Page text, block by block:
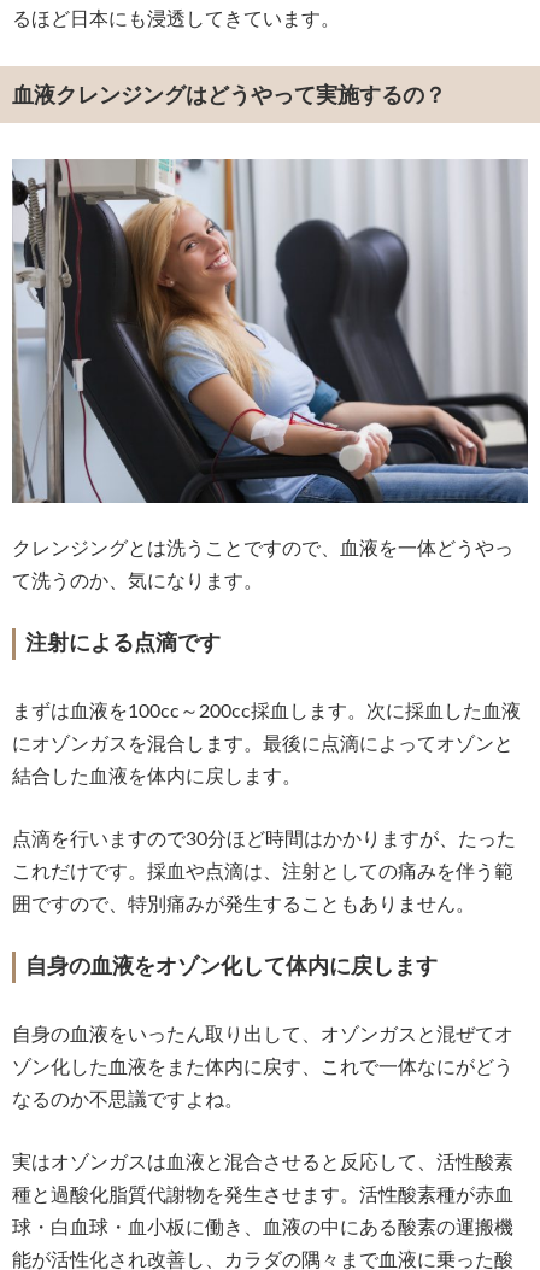
るほど日本にも浸透してきています。
血液クレンジングはどうやって実施するの？
クレンジングとは洗うことですので、血液を一体どうやっ
て洗うのか、気になります。
注射による点滴です
まずは血液を100cc～200cc採血します。次に採血した血液
にオゾンガスを混合します。最後に点滴によってオゾンと
結合した血液を体内に戻します。
点滴を行いますので30分ほど時間はかかりますが、たった
これだけです。採血や点滴は、注射としての痛みを伴う範
囲ですので、特別痛みが発生することもありません。
自身の血液をオゾン化して体内に戻します
自身の血液をいったん取り出して、オゾンガスと混ぜてオ
ゾン化した血液をまた体内に戻す、これで一体なにがどう
なるのか不思議ですよね。
実はオゾンガスは血液と混合させると反応して、活性酸素
種と過酸化脂質代謝物を発生させます。活性酸素種が赤血
球・白血球・血小板に働き、血液の中にある酸素の運搬機
能が活性化され改善し、カラダの隅々まで血液に乗った酸